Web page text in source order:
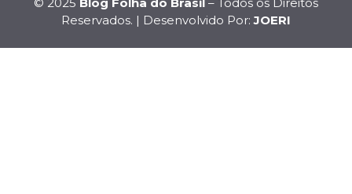
Reservados. | Desenvolvido Por:JOERI